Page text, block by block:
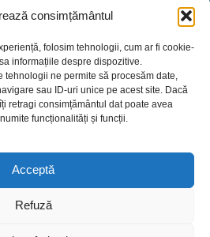
consimțământul
folosim tehnologii, cum ar fi cookie-
informațiile despre dispozitive.
tehnologii ne permite să procesăm date,
sau ID-uri unice pe acest site. Dacă
retragi consimțământul dat poate avea
funcționalități și funcții.
Acceptă
Refuză
(UE)